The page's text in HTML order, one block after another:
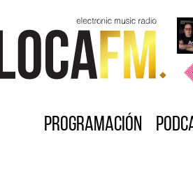
Programación